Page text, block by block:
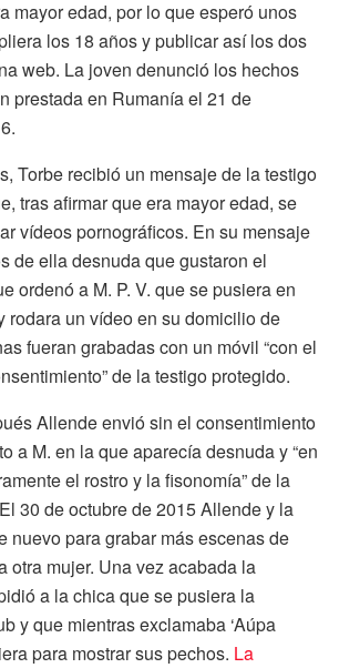
mayor edad, por lo que esperó unos
los 18 años y publicar así los dos
web. La joven denunció los hechos
prestada en Rumanía el 21 de
Torbe recibió un mensaje de la testigo
tras afirmar que era mayor edad, se
vídeos pornográficos. En su mensaje
de ella desnuda que gustaron el
ordenó a M. P. V. que se pusiera en
rodara un vídeo en su domicilio de
fueran grabadas con un móvil “con el
de la testigo protegido.
Allende envió sin el consentimiento
a M. en la que aparecía desnuda y “en
el rostro y la fisonomía” de la
30 de octubre de 2015 Allende y la
nuevo para grabar más escenas de
otra mujer. Una vez acabada la
a la chica que se pusiera la
y que mientras exclamaba ‘Aúpa
para mostrar sus pechos. La